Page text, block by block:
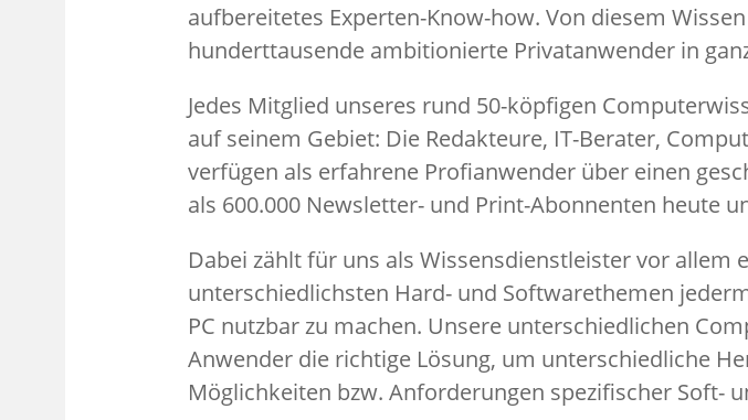
aufbereitetes Experten-Know-how. Von diesem
hunderttausende ambitionierte Privatanwender in
Jedes Mitglied unseres rund 50-köpfigen
auf seinem Gebiet: Die Redakteure, IT-Berater,
verfügen als erfahrene Profianwender über einen
als 600.000 Newsletter- und Print-Abonnenten heute
Dabei zählt für uns als Wissensdienstleister vor allem
unterschiedlichsten Hard- und Softwarethemen
PC nutzbar zu machen. Unsere unterschiedlichen
Anwender die richtige Lösung, um unterschiedliche
Möglichkeiten bzw. Anforderungen spezifischer Soft-